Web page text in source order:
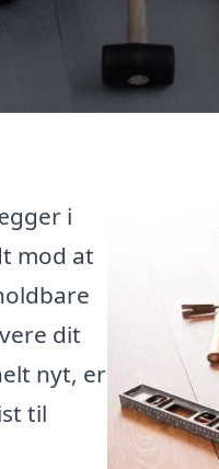
i
mod at
dit
nyt, er
til